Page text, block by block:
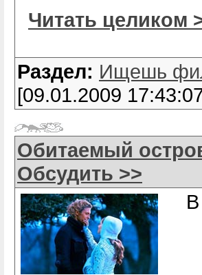
Читать целиком
Раздел: Ищешь
[09.01.2009
Обитаемый
Обсудить >>